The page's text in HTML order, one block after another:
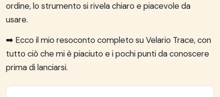
ordine, lo strumento si rivela chiaro e piacevole da
usare.
➡️ Ecco il mio resoconto completo su Velario Trace, con
tutto ciò che mi è piaciuto e i pochi punti da conoscere
prima di lanciarsi.